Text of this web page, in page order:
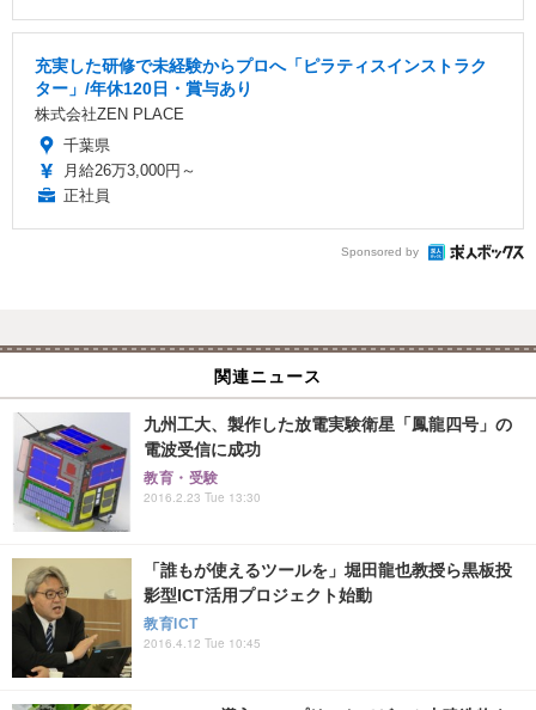
充実した研修で未経験からプロへ「ピラティスインストラク
ター」/年休120日・賞与あり
株式会社ZEN PLACE
千葉県
月給26万3,000円～
正社員
Sponsored by
関連ニュース
九州工大、製作した放電実験衛星「鳳龍四号」の
電波受信に成功
教育・受験
2016.2.23 Tue 13:30
「誰もが使えるツールを」堀田龍也教授ら黒板投
影型ICT活用プロジェクト始動
教育ICT
2016.4.12 Tue 10:45